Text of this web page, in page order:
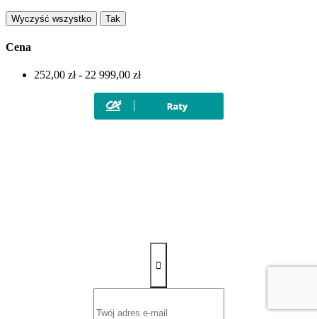
Wyczyść wszystko Tak
Cena
252,00 zł - 22 999,00 zł